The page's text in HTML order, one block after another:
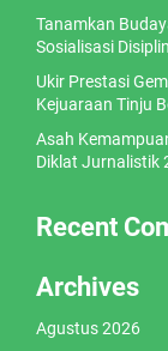
Tanamkan
Sosialisasi
Ukir Prestasi
Kejuaraan Tinju
Asah
Diklat Jurnalistik
Recent
Archives
Agustus 2026